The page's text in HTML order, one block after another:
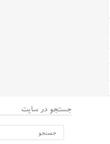
جستجو در سایت